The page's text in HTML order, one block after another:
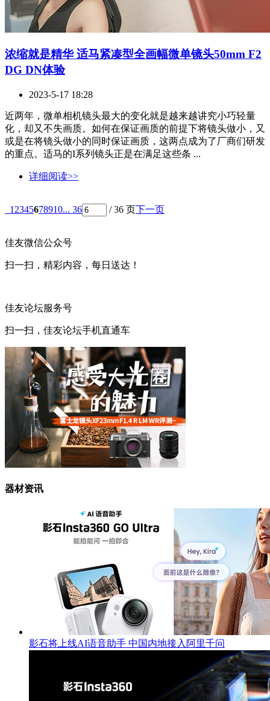
浓缩就是精华 适马紧凑型全画幅微单镜头50mm F2
DG DN体验
2023-5-17 18:28
近两年，微单相机镜头最大的变化就是越来越讲究小巧轻量
化，却又不失画质。如何在保证画质的前提下将镜头做小，又
或是在将镜头做小的同时保证画质，这两点成为了厂商们研发
的重点。适马的I系列镜头正是在满足这些条 ...
详细阅读>>
1 2345678910... 36 / 36 页下一页
佳友微信公众号
扫一扫，精彩内容，每日送达！
佳友论坛服务号
扫一扫，佳友论坛手机直通车
器材资讯
影石将上线AI语音助手 中国内地接入阿里千问